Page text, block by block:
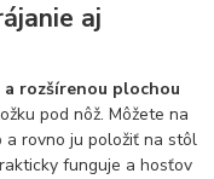
aj
rozšírenou plochou
pod nôž. Môžete na
rovno ju položiť na stôl
funguje a hosťov